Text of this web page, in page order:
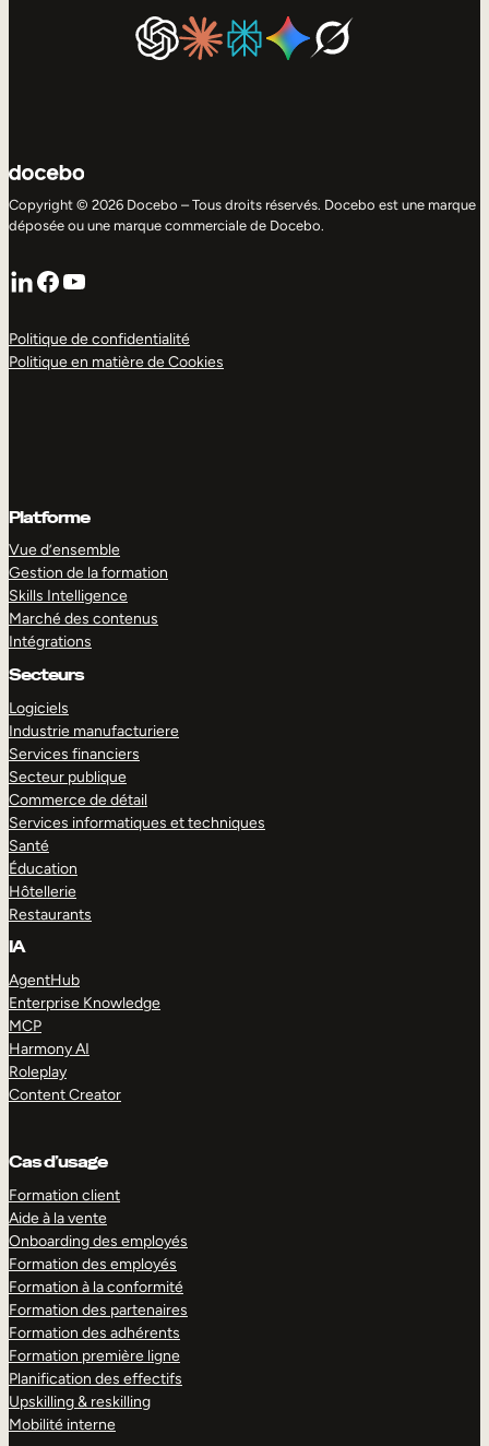
Copyright © 2026 Docebo – Tous droits réservés. Docebo est une marque
déposée ou une marque commerciale de Docebo.
LinkedIn
Facebook
YouTube
Politique de confidentialité
Politique en matière de Cookies
Platforme
Vue d’ensemble
Gestion de la formation
Skills Intelligence
Marché des contenus
Intégrations
Secteurs
Logiciels
Industrie manufacturiere
Services financiers
Secteur publique
Commerce de détail
Services informatiques et techniques
Santé
Éducation
Hôtellerie
Restaurants
IA
AgentHub
Enterprise Knowledge
MCP
Harmony AI
Roleplay
Content Creator
Cas d’usage
Formation client
Aide à la vente
Onboarding des employés
Formation des employés
Formation à la conformité
Formation des partenaires
Formation des adhérents
Formation première ligne
Planification des effectifs
Upskilling & reskilling
Mobilité interne